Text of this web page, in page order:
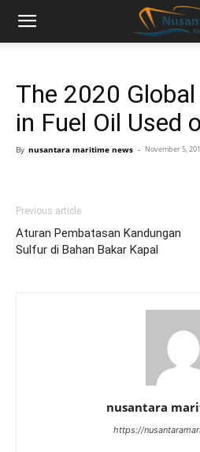
The 2020
in Fuel Oil Used
By nusantara maritime news - November 5,
Previous article
Aturan Pembatasan Kandungan
Sulfur di Bahan Bakar Kapal
nusantara
https://